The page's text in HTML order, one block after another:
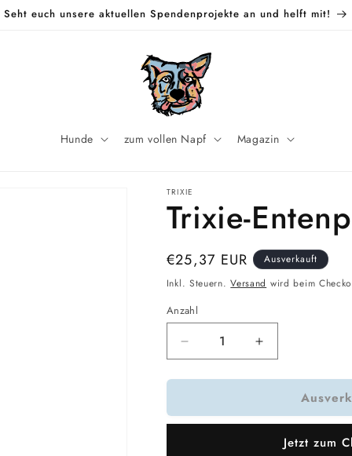
Seht euch unsere aktuellen Spendenprojekte an und helft mit!
Hunde zum vollen Napf Magazin
TRIXIE
Trixie-
Normaler
Preis
€25,37 EUR
Ausverkauft
Inkl. Steuern.Versand wird beim
Anzahl
Verringere
die
Menge
Trixie-
Erhöhe
die
Menge
Trixie-
Jetzt zum